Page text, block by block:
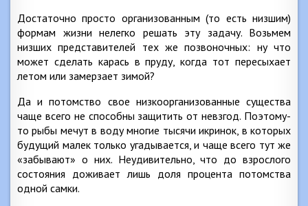
Достаточно просто организованным (то есть низшим)
формам жизни нелегко решать эту задачу. Возьмем
низших представителей тех же позвоночных: ну что
может сделать карась в пруду, когда тот пересыхает
летом или замерзает зимой?
Да и потомство свое низкоорганизованные существа
чаще всего не способны защитить от невзгод. Поэтому-
то рыбы мечут в воду многие тысячи икринок, в которых
будущий малек только угадывается, и чаще всего тут же
«забывают» о них. Неудивительно, что до взрослого
состояния доживает лишь доля процента потомства
одной самки.